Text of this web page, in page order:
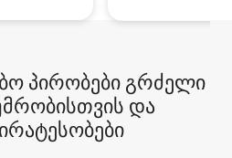
პირობები გრძელი
და